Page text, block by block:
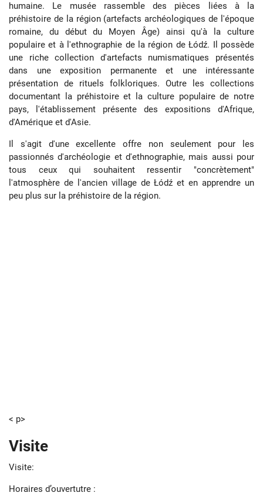
humaine. Le musée rassemble des pièces liées à la
préhistoire de la région (artefacts archéologiques de l'époque
romaine, du début du Moyen Âge) ainsi qu'à la culture
populaire et à l'ethnographie de la région de Łódź. Il possède
une riche collection d'artefacts numismatiques présentés
dans une exposition permanente et une intéressante
présentation de rituels folkloriques. Outre les collections
documentant la préhistoire et la culture populaire de notre
pays, l'établissement présente des expositions d'Afrique,
d'Amérique et d'Asie.
Il s'agit d'une excellente offre non seulement pour les
passionnés d'archéologie et d'ethnographie, mais aussi pour
tous ceux qui souhaitent ressentir "concrètement"
l'atmosphère de l'ancien village de Łódź et en apprendre un
peu plus sur la préhistoire de la région.
< p>
Visite
Visite:
Horaires d’ouvertutre :